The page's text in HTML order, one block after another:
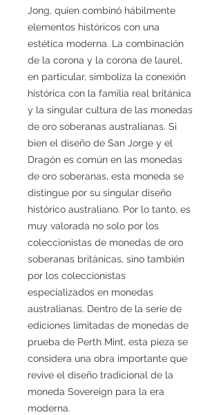
Jong, quien combinó hábilmente
elementos históricos con una
estética moderna. La combinación
de la corona y la corona de laurel,
en particular, simboliza la conexión
histórica con la familia real británica
y la singular cultura de las monedas
de oro soberanas australianas. Si
bien el diseño de San Jorge y el
Dragón es común en las monedas
de oro soberanas, esta moneda se
distingue por su singular diseño
histórico australiano. Por lo tanto, es
muy valorada no solo por los
coleccionistas de monedas de oro
soberanas británicas, sino también
por los coleccionistas
especializados en monedas
australianas. Dentro de la serie de
ediciones limitadas de monedas de
prueba de Perth Mint, esta pieza se
considera una obra importante que
revive el diseño tradicional de la
moneda Sovereign para la era
moderna.